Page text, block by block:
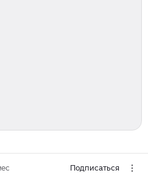
Подписаться